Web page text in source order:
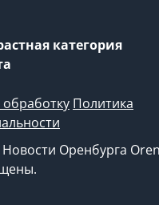
категория
обработку Политика
Оренбурга